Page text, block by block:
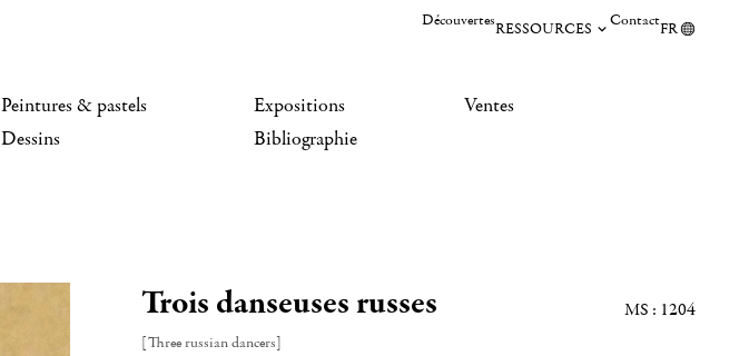
DécouvertesRESSOURCES ContactFR
Peintures & pastels
Dessins
Expositions
Bibliographie
Ventes
Trois danseuses russes
[Three russian dancers]
MS : 1204